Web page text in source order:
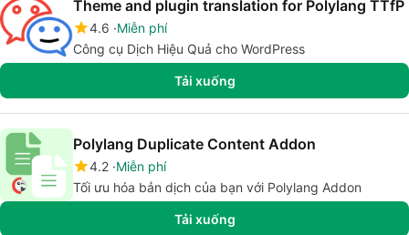
Theme and plugin translation for Polylang TTfP
4.6 Miễn phí
Công cụ Dịch Hiệu Quả cho WordPress
Tải xuống
Polylang Duplicate Content Addon
4.2 Miễn phí
Tối ưu hóa bản dịch của bạn với Polylang Addon
Tải xuống